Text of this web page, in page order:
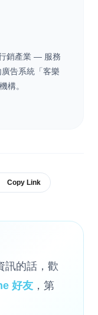
銷產業 — 服務
告系統「客樂
構。
Copy Link
訊的話，歡
好友 ，第